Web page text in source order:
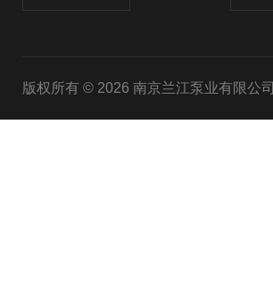
版权所有 © 2026 南京兰江泵业有限公司